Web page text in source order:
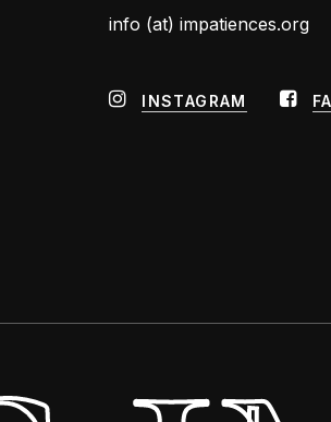
info (at) impatiences.org
INSTAGRAM